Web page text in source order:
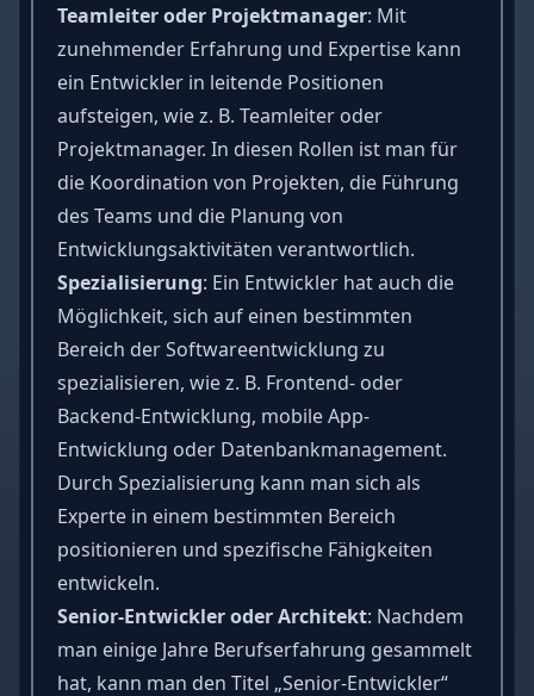
Teamleiter oder Projektmanager: Mit
zunehmender Erfahrung und Expertise kann
ein Entwickler in leitende Positionen
aufsteigen, wie z. B. Teamleiter oder
Projektmanager. In diesen Rollen ist man für
die Koordination von Projekten, die Führung
des Teams und die Planung von
Entwicklungsaktivitäten verantwortlich.
Spezialisierung: Ein Entwickler hat auch die
Möglichkeit, sich auf einen bestimmten
Bereich der Softwareentwicklung zu
spezialisieren, wie z. B. Frontend- oder
Backend-Entwicklung, mobile App-
Entwicklung oder Datenbankmanagement.
Durch Spezialisierung kann man sich als
Experte in einem bestimmten Bereich
positionieren und spezifische Fähigkeiten
entwickeln.
Senior-Entwickler oder Architekt: Nachdem
man einige Jahre Berufserfahrung gesammelt
hat, kann man den Titel „Senior-Entwickler“